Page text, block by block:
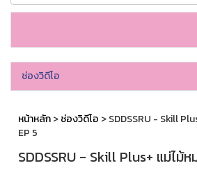
ช่องวิดีโอ
หน้าหลัก>ช่องวิดีโอ > SDDSSRU - Skill
EP 5
SDDSSRU - Skill Plus+ แม่ไม้